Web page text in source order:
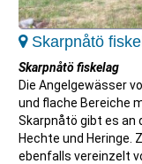
Skarpnåtö
Skarpnåtö fiskelag
Die Angelgewässer
und flache Bereiche
Skarpnåtö gibt es an
Hechte und Heringe.
ebenfalls vereinzelt